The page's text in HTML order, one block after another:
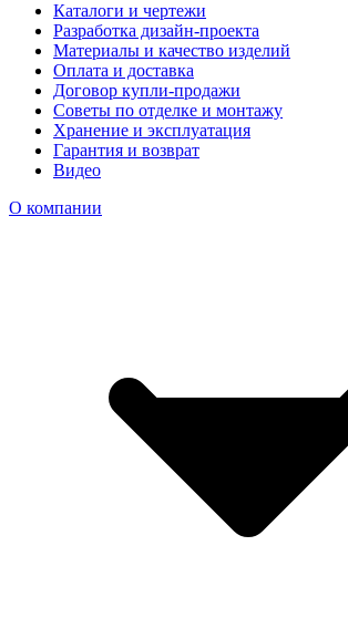
Каталоги и чертежи
Разработка дизайн-проекта
Материалы и качество изделий
Оплата и доставка
Договор купли-продажи
Советы по отделке и монтажу
Хранение и эксплуатация
Гарантия и возврат
Видео
О компании